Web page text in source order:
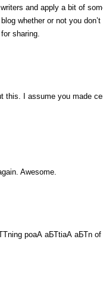
and apply a bit of
whether or not you
sharing.
this. I assume you made
Awesome.
poаА аБТtiаА аБТn